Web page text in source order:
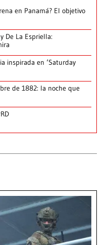
en Panamá? El objetivo
De La Espriella:
inspirada en ‘Saturday
de 1882: la noche que